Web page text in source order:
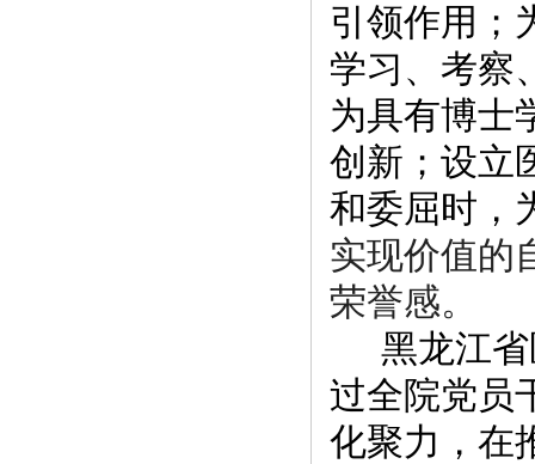
引 领作用 ；
学习 、考察
为具有博士
创 新 ； 设立
和委屈时 ，
实现价值的
荣誉感。
黑龙江
过全院党员
化聚力，在